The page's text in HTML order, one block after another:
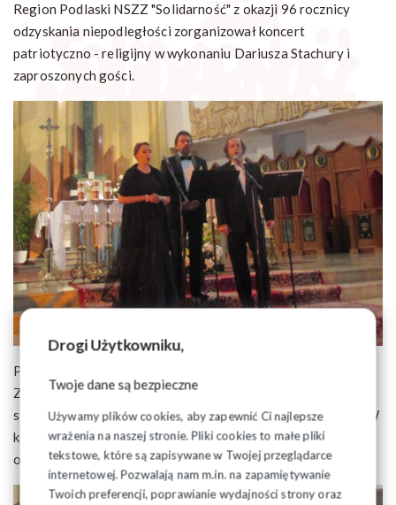
Drogi Użytkowniku,
Twoje dane są bezpieczne
Używamy plików cookies, aby zapewnić Ci najlepsze
wrażenia na naszej stronie. Pliki cookies to małe pliki
tekstowe, które są zapisywane w Twojej przeglądarce
internetowej. Pozwalają nam m.in. na zapamiętywanie
Twoich preferencji, poprawianie wydajności strony oraz
Region Podlaski NSZZ "Solidarność" z okazji 96 rocznicy
odzyskania niepodległości zorganizował koncert
patriotyczno - religijny w wykonaniu Dariusza Stachury i
zaproszonych gości.
Przed występem solistów, głos zabrał Przewodniczący
Zarządu Regionu Podlaskiego - Józef Mozolewski, który w
swoim wystapieniu przypomniał o doniosłości tego święta. W
krótkim zarysie omówił drogi, które doprowadziły do
odzyskania niepodległości.